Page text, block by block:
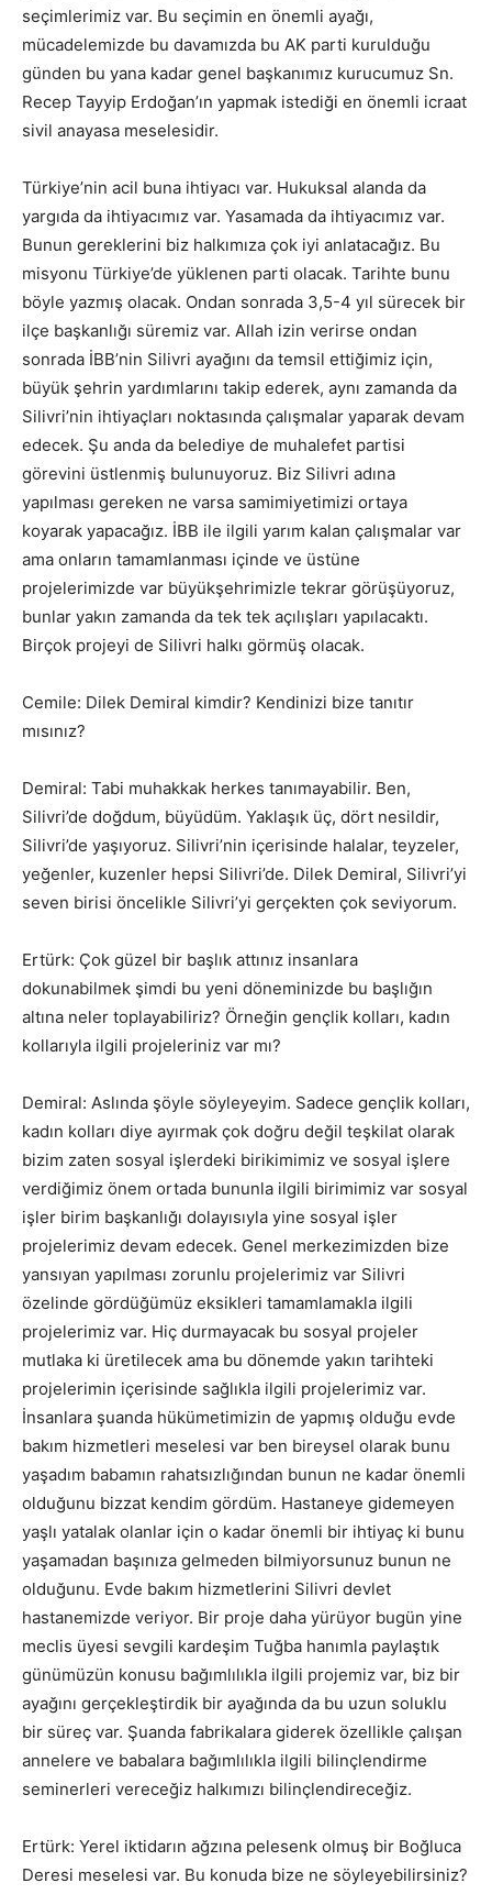
seçimlerimiz var. Bu seçimin en önemli ayağı,
mücadelemizde bu davamızda bu AK parti kurulduğu
günden bu yana kadar genel başkanımız kurucumuz Sn.
Recep Tayyip Erdoğan’ın yapmak istediği en önemli icraat
sivil anayasa meselesidir.
Türkiye’nin acil buna ihtiyacı var. Hukuksal alanda da
yargıda da ihtiyacımız var. Yasamada da ihtiyacımız var.
Bunun gereklerini biz halkımıza çok iyi anlatacağız. Bu
misyonu Türkiye’de yüklenen parti olacak. Tarihte bunu
böyle yazmış olacak. Ondan sonrada 3,5-4 yıl sürecek bir
ilçe başkanlığı süremiz var. Allah izin verirse ondan
sonrada İBB’nin Silivri ayağını da temsil ettiğimiz için,
büyük şehrin yardımlarını takip ederek, aynı zamanda da
Silivri’nin ihtiyaçları noktasında çalışmalar yaparak devam
edecek. Şu anda da belediye de muhalefet partisi
görevini üstlenmiş bulunuyoruz. Biz Silivri adına
yapılması gereken ne varsa samimiyetimizi ortaya
koyarak yapacağız. İBB ile ilgili yarım kalan çalışmalar var
ama onların tamamlanması içinde ve üstüne
projelerimizde var büyükşehrimizle tekrar görüşüyoruz,
bunlar yakın zamanda da tek tek açılışları yapılacaktı.
Birçok projeyi de Silivri halkı görmüş olacak.
Cemile: Dilek Demiral kimdir? Kendinizi bize tanıtır
mısınız?
Demiral: Tabi muhakkak herkes tanımayabilir. Ben,
Silivri’de doğdum, büyüdüm. Yaklaşık üç, dört nesildir,
Silivri’de yaşıyoruz. Silivri’nin içerisinde halalar, teyzeler,
yeğenler, kuzenler hepsi Silivri’de. Dilek Demiral, Silivri’yi
seven birisi öncelikle Silivri’yi gerçekten çok seviyorum.
Ertürk: Çok güzel bir başlık attınız insanlara
dokunabilmek şimdi bu yeni döneminizde bu başlığın
altına neler toplayabiliriz? Örneğin gençlik kolları, kadın
kollarıyla ilgili projeleriniz var mı?
Demiral: Aslında şöyle söyleyeyim. Sadece gençlik kolları,
kadın kolları diye ayırmak çok doğru değil teşkilat olarak
bizim zaten sosyal işlerdeki birikimimiz ve sosyal işlere
verdiğimiz önem ortada bununla ilgili birimimiz var sosyal
işler birim başkanlığı dolayısıyla yine sosyal işler
projelerimiz devam edecek. Genel merkezimizden bize
yansıyan yapılması zorunlu projelerimiz var Silivri
özelinde gördüğümüz eksikleri tamamlamakla ilgili
projelerimiz var. Hiç durmayacak bu sosyal projeler
mutlaka ki üretilecek ama bu dönemde yakın tarihteki
projelerimin içerisinde sağlıkla ilgili projelerimiz var.
İnsanlara şuanda hükümetimizin de yapmış olduğu evde
bakım hizmetleri meselesi var ben bireysel olarak bunu
yaşadım babamın rahatsızlığından bunun ne kadar önemli
olduğunu bizzat kendim gördüm. Hastaneye gidemeyen
yaşlı yatalak olanlar için o kadar önemli bir ihtiyaç ki bunu
yaşamadan başınıza gelmeden bilmiyorsunuz bunun ne
olduğunu. Evde bakım hizmetlerini Silivri devlet
hastanemizde veriyor. Bir proje daha yürüyor bugün yine
meclis üyesi sevgili kardeşim Tuğba hanımla paylaştık
günümüzün konusu bağımlılıkla ilgili projemiz var, biz bir
ayağını gerçekleştirdik bir ayağında da bu uzun soluklu
bir süreç var. Şuanda fabrikalara giderek özellikle çalışan
annelere ve babalara bağımlılıkla ilgili bilinçlendirme
seminerleri vereceğiz halkımızı bilinçlendireceğiz.
Ertürk: Yerel iktidarın ağzına pelesenk olmuş bir Boğluca
Deresi meselesi var. Bu konuda bize ne söyleyebilirsiniz?